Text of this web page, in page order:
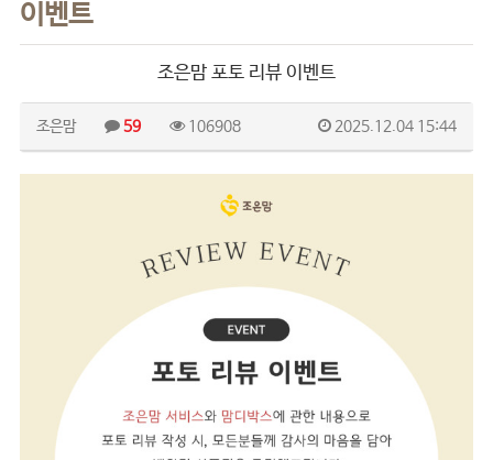
이벤트
조은맘 포토 리뷰 이벤트
조은맘 59 106908 2025.12.04 15:44